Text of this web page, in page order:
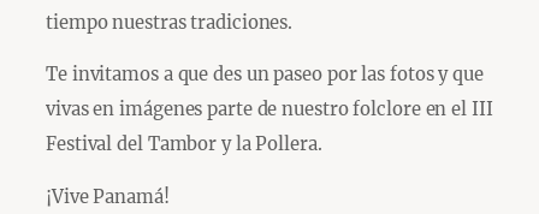
tiempo nuestras tradiciones.
Te invitamos a que des un paseo por las fotos y que
vivas en imágenes parte de nuestro folclore en el III
Festival del Tambor y la Pollera.
¡Vive Panamá!